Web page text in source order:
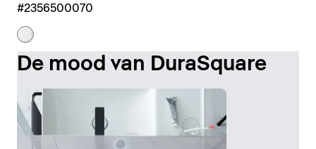
#2356500070
De mood van DuraSquare